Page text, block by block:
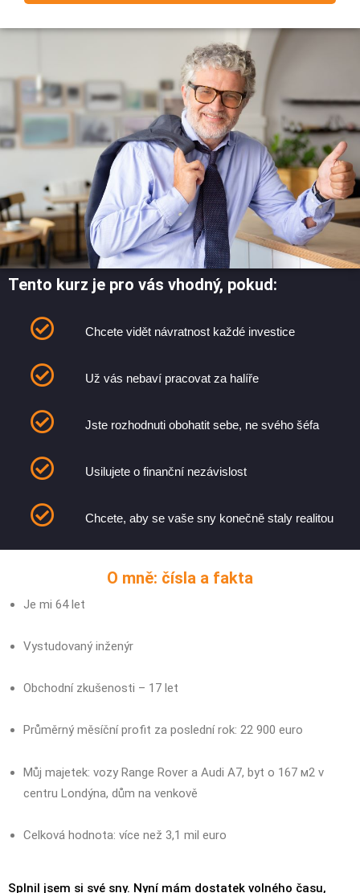
Tento kurz je pro vás vhodný, pokud:
Chcete vidět návratnost každé investice
Už vás nebaví pracovat za halíře
Jste rozhodnuti obohatit sebe, ne svého šéfa
Usilujete o finanční nezávislost
Chcete, aby se vaše sny konečně staly realitou
O mně: čísla a fakta
Je mi 64 let
Vystudovaný inženýr
Obchodní zkušenosti – 17 let
Průměrný měsíční profit za poslední rok: 22 900 euro
Můj majetek: vozy Range Rover a Audi A7, byt o 167 м2 v
centru Londýna, dům na venkově
Celková hodnota: více než 3,1 mil euro
Splnil jsem si své sny. Nyní mám dostatek volného času,